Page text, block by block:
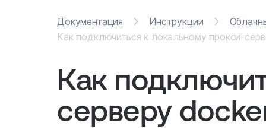
Документация Инструкции
Как подключиться к локальному прокси-
Как
серверу